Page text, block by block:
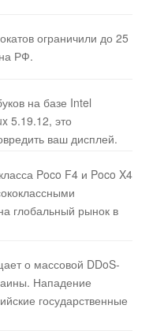
ограничили до 25
РФ.
на базе Intel
5.19.12, это
ваш дисплей.
Poco F4 и Poco X4
глобальный рынок в
о массовой DDoS-
Нападение
государственные